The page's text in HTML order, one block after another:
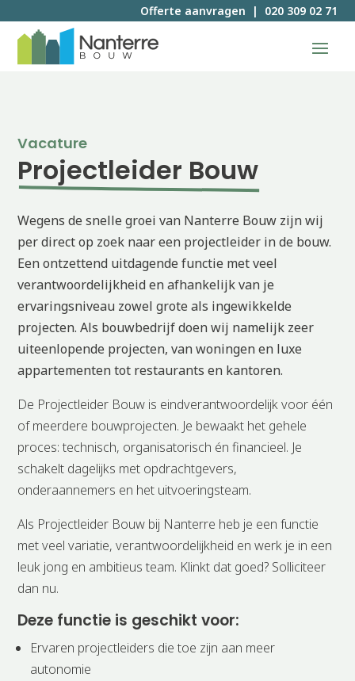
Offerte aanvragen | 020 309 02 71
Vacature
Projectleider Bouw
Wegens de snelle groei van Nanterre Bouw zijn wij
per direct op zoek naar een projectleider in de bouw.
Een ontzettend uitdagende functie met veel
verantwoordelijkheid en afhankelijk van je
ervaringsniveau zowel grote als ingewikkelde
projecten. Als bouwbedrijf doen wij namelijk zeer
uiteenlopende projecten, van woningen en luxe
appartementen tot restaurants en kantoren.
De Projectleider Bouw is eindverantwoordelijk voor één
of meerdere bouwprojecten. Je bewaakt het gehele
proces: technisch, organisatorisch én financieel. Je
schakelt dagelijks met opdrachtgevers,
onderaannemers en het uitvoeringsteam.
Als Projectleider Bouw bij Nanterre heb je een functie
met veel variatie, verantwoordelijkheid en werk je in een
leuk jong en ambitieus team. Klinkt dat goed? Solliciteer
dan nu.
Deze functie is geschikt voor:
Ervaren projectleiders die toe zijn aan meer
autonomie
Offerte aanvragen